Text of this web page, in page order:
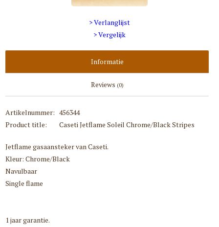
> Verlanglijst
> Vergelijk
Informatie
Reviews (0)
Artikelnummer: 456344
Product title:
Caseti Jetflame Soleil Chrome/Black Stripes
Jetflame gasaansteker van Caseti.
Kleur: Chrome/Black
Navulbaar
Single flame
1 jaar garantie.